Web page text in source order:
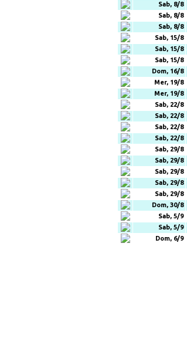
Sab, 8/8
Sab, 8/8
Sab, 8/8
Sab, 15/8
Sab, 15/8
Sab, 15/8
Dom, 16/8
Mer, 19/8
Mer, 19/8
Sab, 22/8
Sab, 22/8
Sab, 22/8
Sab, 22/8
Sab, 29/8
Sab, 29/8
Sab, 29/8
Sab, 29/8
Sab, 29/8
Dom, 30/8
Sab, 5/9
Sab, 5/9
Dom, 6/9